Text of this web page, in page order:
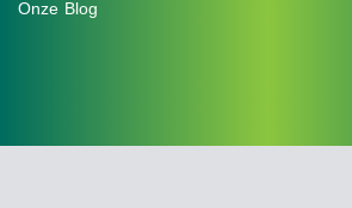
Onze Blog